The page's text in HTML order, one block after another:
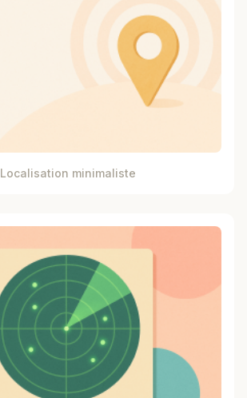
Localisation minimaliste